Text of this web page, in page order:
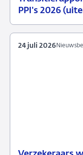
PPI's 2026
29
Nieuwsbericht
24 juli 2026